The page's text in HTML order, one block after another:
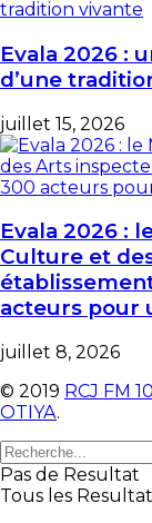
Evala 2026 :
d’une
juillet 15, 2026
Evala 2026 :
Culture et
acteurs pour
juillet 8, 2026
© 2019 RCJ FM
OTIYA.
Pas de Resultat
Tous les